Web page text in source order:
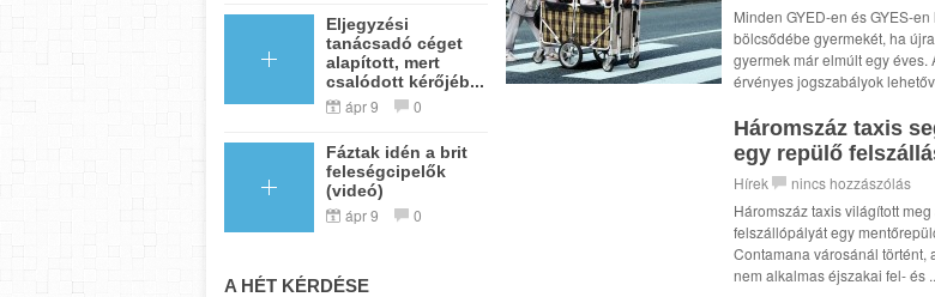
Minden GYED-en és GYES-
bölcsődébe gyermekét, ha
gyermek már elmúlt egy
érvényes jogszabályok
Háromszáz taxis
egy repülő
Hírek
nincs hozzászólás
Háromszáz taxis világított
felszállópályát egy
Contamana városánál történt,
nem alkalmas éjszakai fel- és
Eljegyzési
tanácsadó céget
alapított, mert
csalódott kérőjéb...
ápr 9 0
Fáztak idén a brit
feleségcipelők
(videó)
ápr 9 0
A HÉT KÉRDÉSE